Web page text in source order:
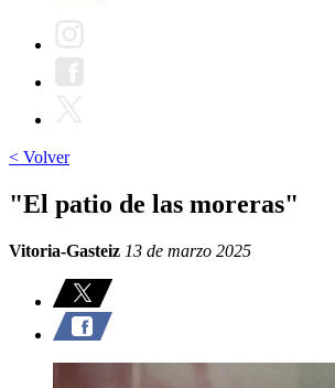
< Volver
"El patio de las moreras"
Vitoria-Gasteiz 13 de marzo 2025